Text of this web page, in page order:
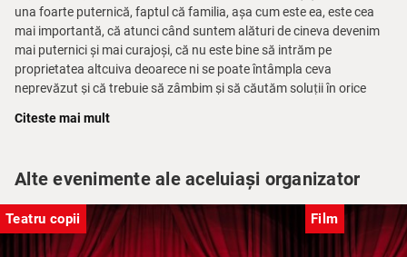
una foarte puternică, faptul că familia, așa cum este ea, este cea
mai importantă, că atunci când suntem alături de cineva devenim
mai puternici și mai curajoși, că nu este bine să intrăm pe
proprietatea altcuiva deoarece ni se poate întâmpla ceva
neprevăzut și că trebuie să zâmbim și să căutăm soluții în orice
Citeste mai mult
Alte evenimente ale aceluiași organizator
Teatru copii Film